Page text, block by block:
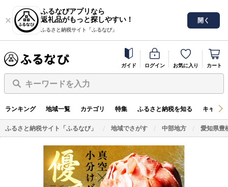
ふるなびアプリなら
返礼品がもっと探しやすい！
ふるさと納税サイト「ふるなび」
開く
ガイド ログイン お気に入り カート
キーワードを入力
ランキング 地域一覧 カテゴリ 特集 ふるさと納税を知る キャン
ふるさと納税サイト「ふるなび」 地域でさがす 中部地方 愛知県豊